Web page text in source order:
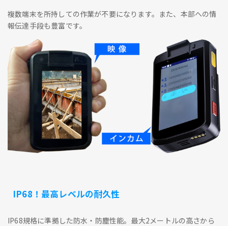
複数端末を所持しての作業が不要になります。また、本部への情
報伝達手段も豊富です。
IP68！最高レベルの耐久性
IP68規格に準拠した防水・防塵性能。最大2メートルの高さから